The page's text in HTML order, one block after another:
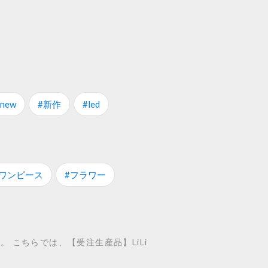
#新作 #led
ンピース #フラワー
こちらでは、【受注生産品】LiLi